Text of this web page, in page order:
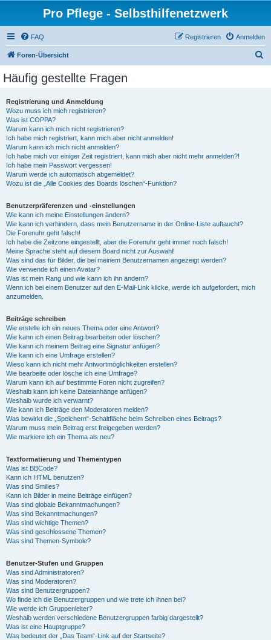
Pro Pflege - Selbsthilfenetzwerk
FAQ Anmelden
Registrieren
Foren-Übersicht
Häufig gestellte Fragen
Registrierung und Anmeldung
Wozu muss ich mich registrieren?
Was ist COPPA?
Warum kann ich mich nicht registrieren?
Ich habe mich registriert, kann mich aber nicht anmelden!
Warum kann ich mich nicht anmelden?
Ich habe mich vor einiger Zeit registriert, kann mich aber nicht mehr anmelden?!
Ich habe mein Passwort vergessen!
Warum werde ich automatisch abgemeldet?
Wozu ist die „Alle Cookies des Boards löschen“-Funktion?
Benutzerpräferenzen und -einstellungen
Wie kann ich meine Einstellungen ändern?
Wie kann ich verhindern, dass mein Benutzername in der Online-Liste auftaucht?
Die Forenuhr geht falsch!
Ich habe die Zeitzone eingestellt, aber die Forenuhr geht immer noch falsch!
Meine Sprache steht auf diesem Board nicht zur Auswahl!
Was sind das für Bilder, die bei meinem Benutzernamen angezeigt werden?
Wie verwende ich einen Avatar?
Was ist mein Rang und wie kann ich ihn ändern?
Wenn ich bei einem Benutzer auf den E-Mail-Link klicke, werde ich aufgefordert, mich
anzumelden.
Beiträge schreiben
Wie erstelle ich ein neues Thema oder eine Antwort?
Wie kann ich einen Beitrag bearbeiten oder löschen?
Wie kann ich meinem Beitrag eine Signatur anfügen?
Wie kann ich eine Umfrage erstellen?
Wieso kann ich nicht mehr Antwortmöglichkeiten erstellen?
Wie bearbeite oder lösche ich eine Umfrage?
Warum kann ich auf bestimmte Foren nicht zugreifen?
Weshalb kann ich keine Dateianhänge anfügen?
Weshalb wurde ich verwarnt?
Wie kann ich Beiträge den Moderatoren melden?
Was bewirkt die „Speichern“-Schaltfläche beim Schreiben eines Beitrags?
Warum muss mein Beitrag erst freigegeben werden?
Wie markiere ich ein Thema als neu?
Textformatierung und Thementypen
Was ist BBCode?
Kann ich HTML benutzen?
Was sind Smilies?
Kann ich Bilder in meine Beiträge einfügen?
Was sind globale Bekanntmachungen?
Was sind Bekanntmachungen?
Was sind wichtige Themen?
Was sind geschlossene Themen?
Was sind Themen-Symbole?
Benutzer-Stufen und Gruppen
Was sind Administratoren?
Was sind Moderatoren?
Was sind Benutzergruppen?
Wo finde ich die Benutzergruppen und wie trete ich ihnen bei?
Wie werde ich Gruppenleiter?
Weshalb werden verschiedene Benutzergruppen farbig dargestellt?
Was ist eine Hauptgruppe?
Was bedeutet der „Das Team“-Link auf der Startseite?